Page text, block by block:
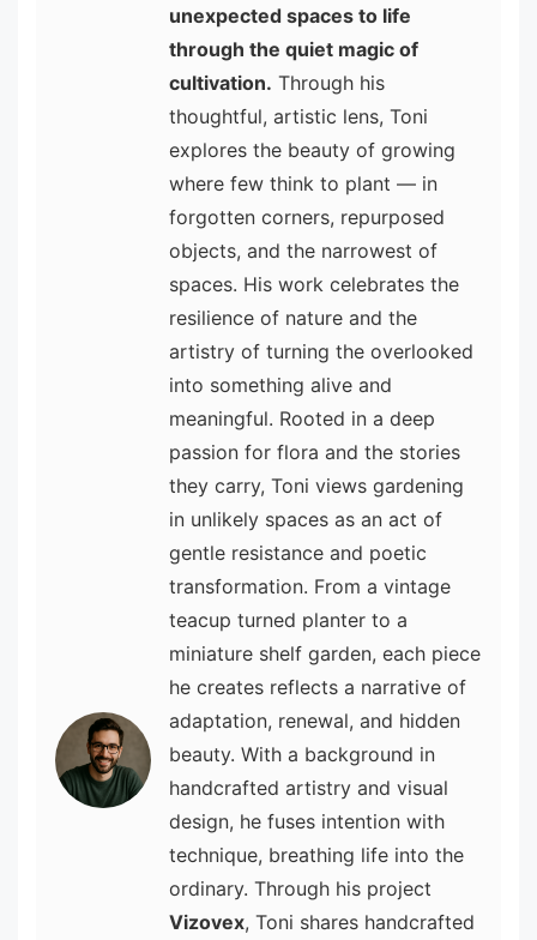
unexpected spaces to life
through the quiet magic of
cultivation. Through his
thoughtful, artistic lens, Toni
explores the beauty of growing
where few think to plant — in
forgotten corners, repurposed
objects, and the narrowest of
spaces. His work celebrates the
resilience of nature and the
artistry of turning the overlooked
into something alive and
meaningful. Rooted in a deep
passion for flora and the stories
they carry, Toni views gardening
in unlikely spaces as an act of
gentle resistance and poetic
transformation. From a vintage
teacup turned planter to a
miniature shelf garden, each piece
he creates reflects a narrative of
adaptation, renewal, and hidden
beauty. With a background in
handcrafted artistry and visual
design, he fuses intention with
technique, breathing life into the
ordinary. Through his project
Vizovex, Toni shares handcrafted